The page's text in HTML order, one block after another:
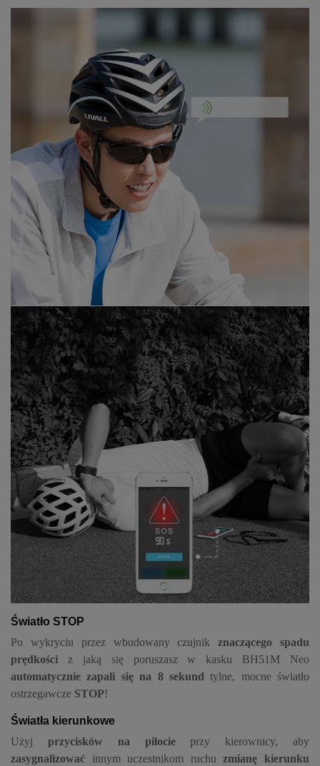
Światło STOP
Po wykryciu przez wbudowany czujnikznaczącego spadu
prędkości z jaką się poruszasz w kasku BH51M Neo
automatycznie zapali się na 8 sekund tylne, mocne światło
ostrzegawcze STOP!
Światła kierunkowe
Użyj przycisków na pilocieprzy kierownicy, aby
zasygnalizować innym uczestnikom ruchuzmianę kierunku